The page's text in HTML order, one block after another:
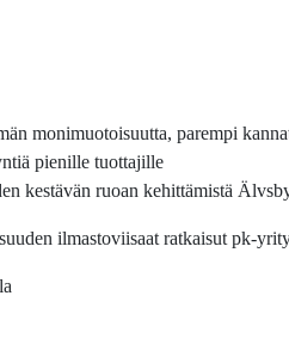
monimuotoisuutta, parempi
pienille tuottajille
kestävän ruoan kehittämistä
ilmastoviisaat ratkaisut pk-